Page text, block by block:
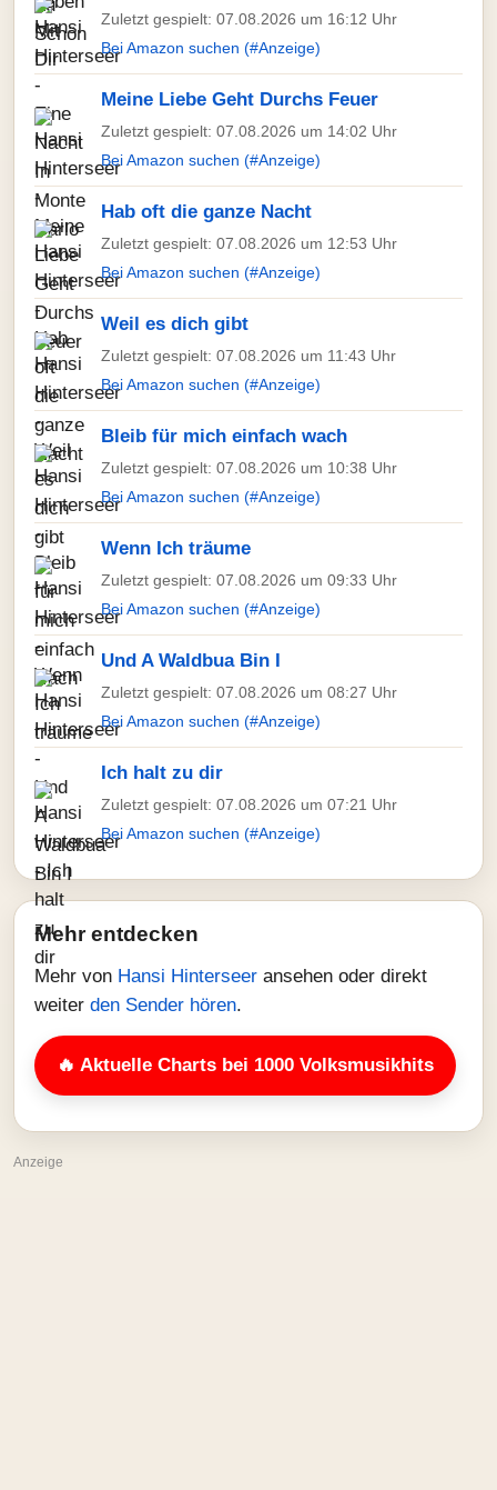
Zuletzt gespielt: 07.08.2026 um 16:12 Uhr
Bei Amazon suchen (#Anzeige)
Meine Liebe Geht Durchs Feuer
Zuletzt gespielt: 07.08.2026 um 14:02 Uhr
Bei Amazon suchen (#Anzeige)
Hab oft die ganze Nacht
Zuletzt gespielt: 07.08.2026 um 12:53 Uhr
Bei Amazon suchen (#Anzeige)
Weil es dich gibt
Zuletzt gespielt: 07.08.2026 um 11:43 Uhr
Bei Amazon suchen (#Anzeige)
Bleib für mich einfach wach
Zuletzt gespielt: 07.08.2026 um 10:38 Uhr
Bei Amazon suchen (#Anzeige)
Wenn Ich träume
Zuletzt gespielt: 07.08.2026 um 09:33 Uhr
Bei Amazon suchen (#Anzeige)
Und A Waldbua Bin I
Zuletzt gespielt: 07.08.2026 um 08:27 Uhr
Bei Amazon suchen (#Anzeige)
Ich halt zu dir
Zuletzt gespielt: 07.08.2026 um 07:21 Uhr
Bei Amazon suchen (#Anzeige)
Mehr entdecken
Mehr von Hansi Hinterseer ansehen oder direkt
weiter den Sender hören.
🔥 Aktuelle Charts bei 1000 Volksmusikhits
Anzeige